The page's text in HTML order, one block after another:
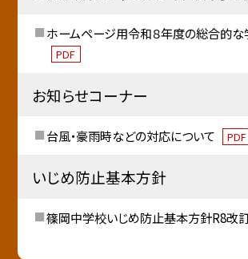
ホームページ用令和８年度の総合的
PDF
お知らせコーナー
台風・豪雨時などの対応について PDF
いじめ防止基本方針
篠岡中学校いじめ防止基本方針R8改